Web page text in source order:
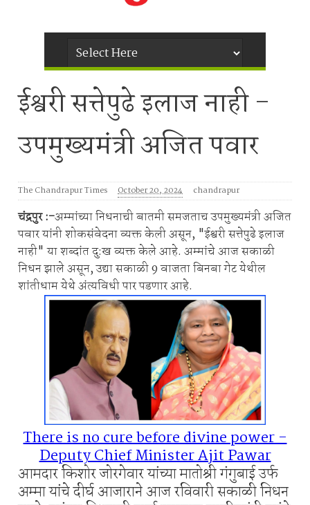
ईश्वरी सत्तेपुढे इलाज नाही -
उपमुख्यमंत्री अजित पवार
The Chandrapur Times October 20, 2024 chandrapur
चंद्रपुर :-अम्मांच्या निधनाची बातमी समजताच उपमुख्यमंत्री अजित
पवार यांनी शोकसंवेदना व्यक्त केली असून, "ईश्वरी सत्तेपुढे इलाज
नाही" या शब्दांत दु:ख व्यक्त केले आहे. अम्मांचे आज सकाळी
निधन झाले असून, उद्या सकाळी 9 वाजता बिनबा गेट येथील
शांतीधाम येथे अंत्यविधी पार पडणार आहे.
There is no cure before divine power -
Deputy Chief Minister Ajit Pawar
आमदार किशोर जोरगेवार यांच्या मातोश्री गंगुबाई उर्फ
अम्मा यांचे दीर्घ आजाराने आज रविवारी सकाळी निधन